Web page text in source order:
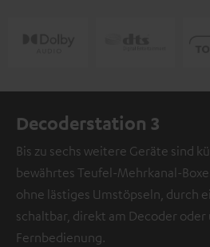
Decoderstation 3
Bis zu sechs weitere Geräte sind
bewährtes Teufel-Mehrkanal-
ohne lästiges Umstöpseln, durch
schaltbar, direkt am Decoder
Fernbedienung.